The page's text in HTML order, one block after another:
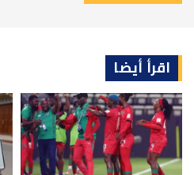
اقرأ أيضا